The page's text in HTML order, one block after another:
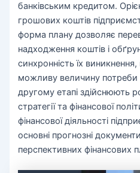
банківським кредитом.
грошових коштів
форма плану дозволяє
надходження коштів і
синхронність їх
можливу величину
другому етапі здійснюють
стратегії та фінансової
фінансової діяльності
основні прогнозні
перспективних фінансових